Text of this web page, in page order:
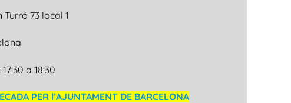
73 local 1
a 18:30
PER l’AJUNTAMENT DE BARCELONA